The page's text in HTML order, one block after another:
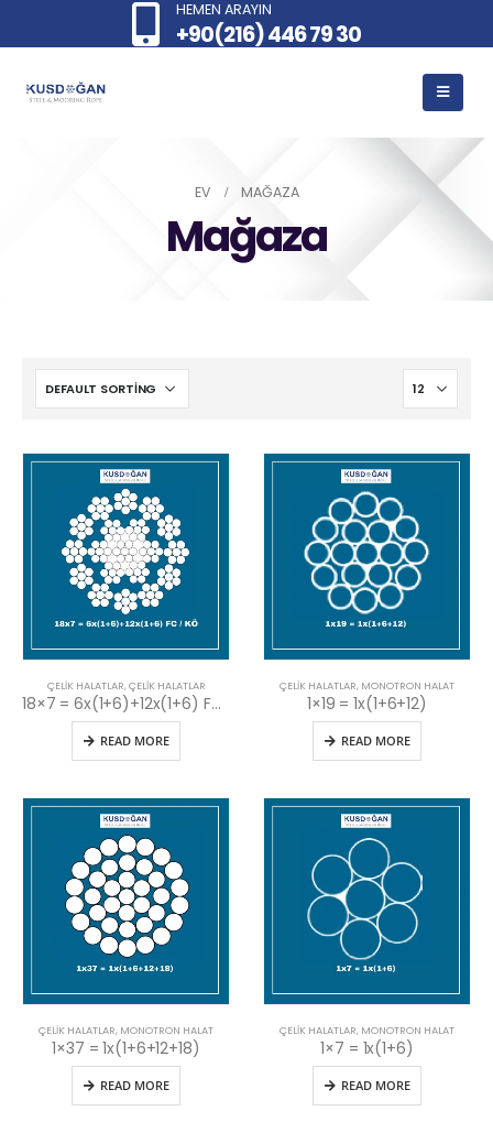
HEMEN ARAYIN
+90(216) 446 79 30
EV MAĞAZA
Mağaza
ÇELIK HALATLAR,ÇELIK HALATLAR
18×7 = 6x(1+6)+12x(1+6) FC / KÖ
READ MORE
ÇELIK HALATLAR, MONOTRON HALAT
1×19 = 1x(1+6+12)
READ MORE
ÇELIK HALATLAR, MONOTRON HALAT
1×37 = 1x(1+6+12+18)
READ MORE
ÇELIK HALATLAR, MONOTRON HALAT
1×7 = 1x(1+6)
READ MORE